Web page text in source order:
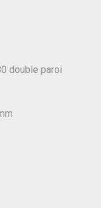
double paroi